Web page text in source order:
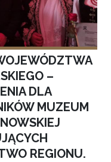
–
DLA
MUZEUM
REGIONU.